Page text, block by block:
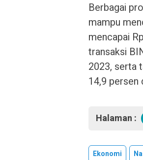
Berbagai
mampu
mencapai
transaksi
2023, serta
14,9 persen
Halaman :
Ekonomi